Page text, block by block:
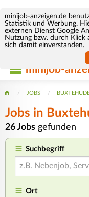
minijob-anzeigen.de
Statistik und Werbung.
externen Dienst Google
Nutzung bzw. durch Klick
sich damit einverstanden.
minijob-
JOBS
Jobs in
26 Jobs gefunden
Suchbegriff
Ort